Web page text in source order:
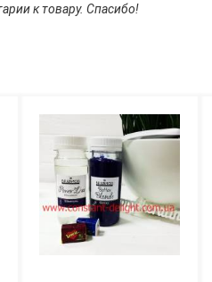
к товару. Спасибо!